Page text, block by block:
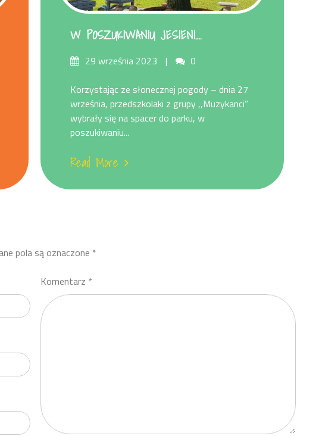
W POSZUKIWANIU JESIENI….
Posted29 września 2023 Comments
0
Korzystając ze słonecznej pogody – dnia 27
września, przedszkolaki z grupy ,,Muzykanci”
wybrały się na spacer do parku, w
poszukiwaniu...
Read More
pola są oznaczone *
Komentarz *